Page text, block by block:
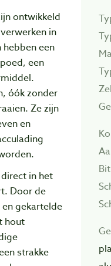
ontwikkeld
in
een
een
óók zonder
Ze zijn
en
in het
Door de
gekartelde
hout
strakke